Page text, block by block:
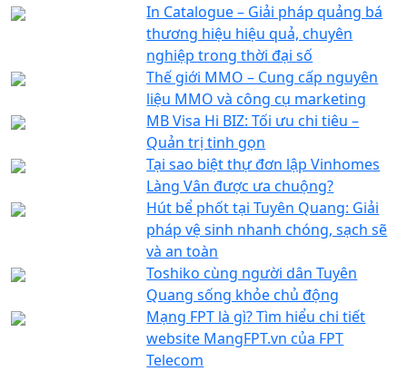
In Catalogue – Giải pháp quảng bá
thương hiệu hiệu quả, chuyên
nghiệp trong thời đại số
Thế giới MMO – Cung cấp nguyên
liệu MMO và công cụ marketing
MB Visa Hi BIZ: Tối ưu chi tiêu –
Quản trị tinh gọn
Tại sao biệt thự đơn lập Vinhomes
Làng Vân được ưa chuộng?
Hút bể phốt tại Tuyên Quang: Giải
pháp vệ sinh nhanh chóng, sạch sẽ
và an toàn
Toshiko cùng người dân Tuyên
Quang sống khỏe chủ động
Mạng FPT là gì? Tìm hiểu chi tiết
website MangFPT.vn của FPT
Telecom